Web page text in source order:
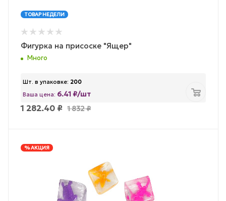
ТОВАР НЕДЕЛИ
Фигурка на присоске "Ящер"
Много
Шт. в упаковке: 200
Ваша цена: 6.41 ₽/шт
1 282.40 ₽ 1 832₽
% АКЦИЯ